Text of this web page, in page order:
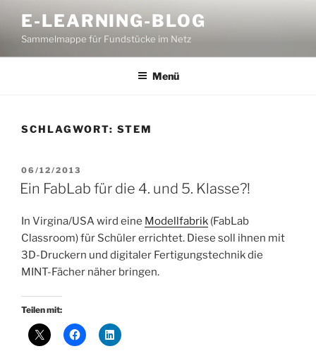
Inhalt
springen
E-LEARNING-BLOG
Sammelmappe für Fundstücke im Netz
Menü
SCHLAGWORT: STEM
VERÖFFENTLICHT
AM
06/12/2013
Ein FabLab für die 4. und 5. Klasse?!
In Virgina/USA wird eine Modellfabrik (FabLab
Classroom) für Schüler errichtet. Diese soll ihnen mit
3D-Druckern und digitaler Fertigungstechnik die
MINT-Fächer näher bringen.
Teilen mit: